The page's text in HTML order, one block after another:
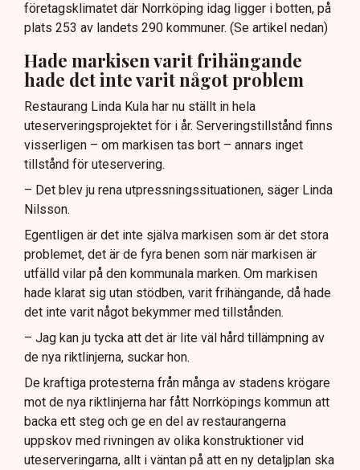
företagsklimatet där Norrköping idag ligger i botten, på
plats 253 av landets 290 kommuner. (Se artikel nedan)
Hade markisen varit frihängande
hade det inte varit något problem
Restaurang Linda Kula har nu ställt in hela
uteserveringsprojektet för i år. Serveringstillstånd finns
visserligen – om markisen tas bort – annars inget
tillstånd för uteservering.
– Det blev ju rena utpressningssituationen, säger Linda
Nilsson.
Egentligen är det inte själva markisen som är det stora
problemet, det är de fyra benen som när markisen är
utfälld vilar på den kommunala marken. Om markisen
hade klarat sig utan stödben, varit frihängande, då hade
det inte varit något bekymmer med tillstånden.
– Jag kan ju tycka att det är lite väl hård tillämpning av
de nya riktlinjerna, suckar hon.
De kraftiga protesterna från många av stadens krögare
mot de nya riktlinjerna har fått Norrköpings kommun att
backa ett steg och ge en del av restaurangerna
uppskov med rivningen av olika konstruktioner vid
uteserveringarna, allt i väntan på att en ny detaljplan ska